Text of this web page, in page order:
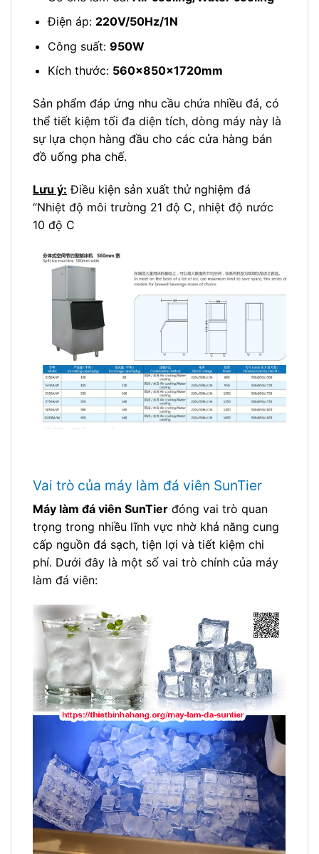
Điện áp: 220V/50Hz/1N
Công suất: 950W
Kích thước: 560x850x1720mm
Sản phẩm đáp ứng nhu cầu chứa nhiều đá, có
thể tiết kiệm tối đa diện tích, dòng máy này là
sự lựa chọn hàng đầu cho các cửa hàng bán
đồ uống pha chế.
Lưu ý: Điều kiện sản xuất thử nghiệm đá
“Nhiệt độ môi trường 21 độ C, nhiệt độ nước
10 độ C
Vai trò của máy làm đá viên SunTier
Máy làm đá viên SunTier đóng vai trò quan
trọng trong nhiều lĩnh vực nhờ khả năng cung
cấp nguồn đá sạch, tiện lợi và tiết kiệm chi
phí. Dưới đây là một số vai trò chính của máy
làm đá viên: